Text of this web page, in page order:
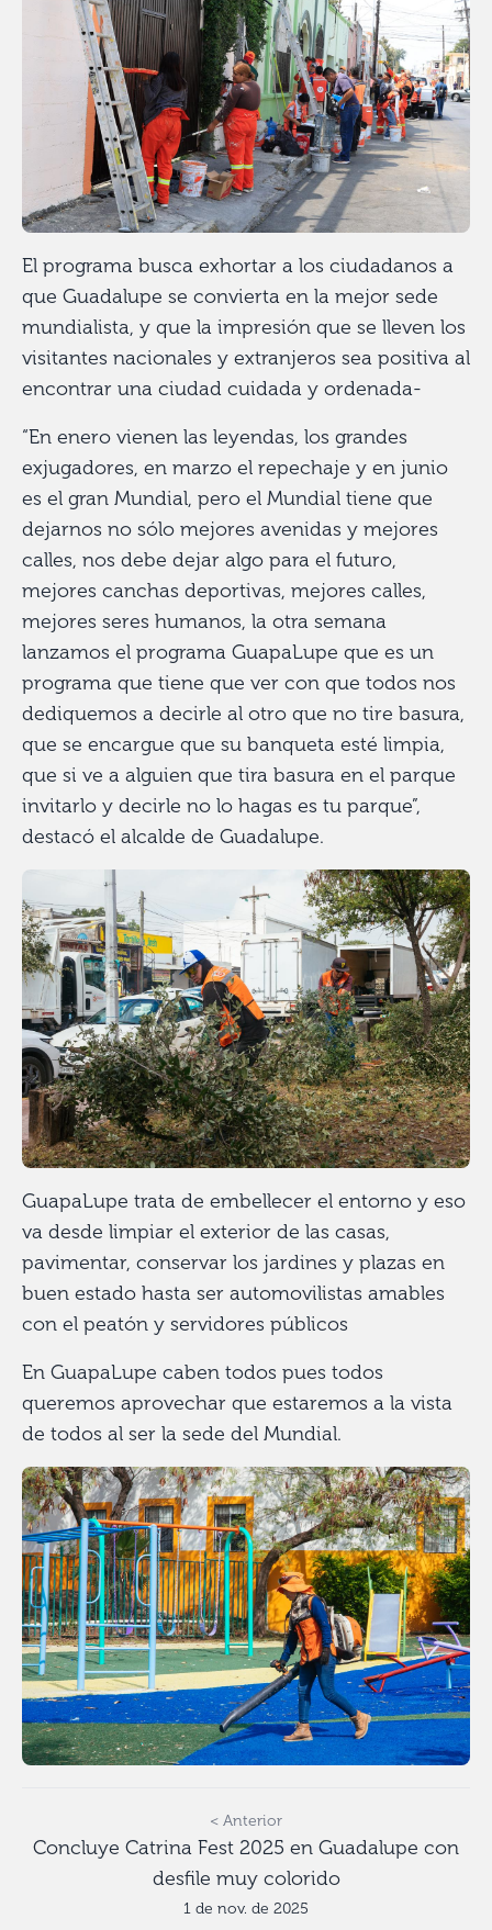
El programa busca exhortar a los ciudadanos a
que Guadalupe se convierta en la mejor sede
mundialista, y que la impresión que se lleven los
visitantes nacionales y extranjeros sea positiva al
encontrar una ciudad cuidada y ordenada-
“En enero vienen las leyendas, los grandes
exjugadores, en marzo el repechaje y en junio
es el gran Mundial, pero el Mundial tiene que
dejarnos no sólo mejores avenidas y mejores
calles, nos debe dejar algo para el futuro,
mejores canchas deportivas, mejores calles,
mejores seres humanos, la otra semana
lanzamos el programa GuapaLupe que es un
programa que tiene que ver con que todos nos
dediquemos a decirle al otro que no tire basura,
que se encargue que su banqueta esté limpia,
que si ve a alguien que tira basura en el parque
invitarlo y decirle no lo hagas es tu parque”,
destacó el alcalde de Guadalupe.
GuapaLupe trata de embellecer el entorno y eso
va desde limpiar el exterior de las casas,
pavimentar, conservar los jardines y plazas en
buen estado hasta ser automovilistas amables
con el peatón y servidores públicos
En GuapaLupe caben todos pues todos
queremos aprovechar que estaremos a la vista
de todos al ser la sede del Mundial.
< Anterior
Concluye Catrina Fest 2025 en Guadalupe con
desfile muy colorido
1 de nov. de 2025